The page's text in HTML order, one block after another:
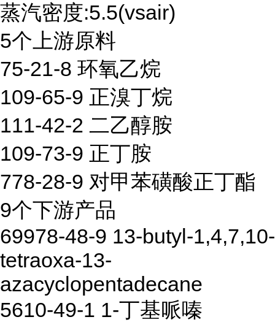
蒸汽密度:5.5(vsair)
5个上游原料
75-21-8 环氧乙烷
109-65-9 正溴丁烷
111-42-2 二乙醇胺
109-73-9 正丁胺
778-28-9 对甲苯磺酸正丁酯
9个下游产品
69978-48-9 13-butyl-1,4,7,10-
tetraoxa-13-
azacyclopentadecane
5610-49-1 1-丁基哌嗪